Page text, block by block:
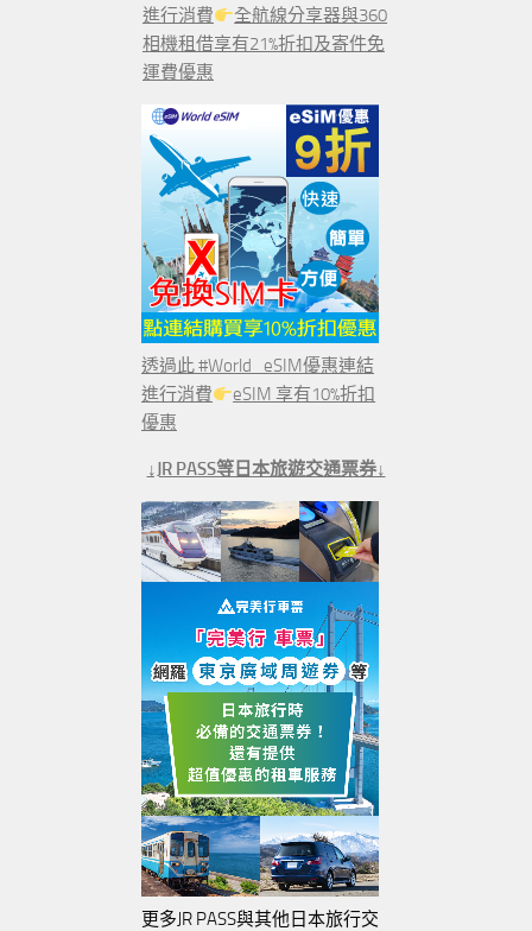
進行消費
全航線分享器與360
相機租借享有21%折扣及寄件免
運費優惠
透過此 #World_eSIM優惠連結
進行消費
eSIM 享有10%折扣
優惠
↓JR PASS等日本旅遊交通票券↓
更多JR PASS與其他日本旅行交